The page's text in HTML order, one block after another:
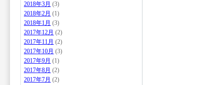
2018年3月 (3)
2018年2月 (1)
2018年1月 (3)
2017年12月 (2)
2017年11月 (2)
2017年10月 (3)
2017年9月 (1)
2017年8月 (2)
2017年7月 (2)